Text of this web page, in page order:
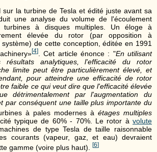
sur la turbine de Tesla et édité juste avant sa
une analyse du volume de l'écoulement
turbines à disques multiples. Un éloge à
élevée du rotor (par opposition à
de cette conception, éditée en 1991
[4]. Cet article énonce : "En utilisant
résultats analytiques, l'efficacité du rotor
limite peut être particulièrement élevé, et
pour atteindre une efficacité de rotor
faible ce qui veut dire que l'efficacité élevée
détrimentalement par l'augmentation du
par conséquent une taille plus importante du
à pales modernes à étages multiples
typique de 60% - 70%. Le rotor à volute
de type Tesla de taille raisonnable
courants (vapeur, gaz, et eau) devraient
gamme (voire plus haut). [6]